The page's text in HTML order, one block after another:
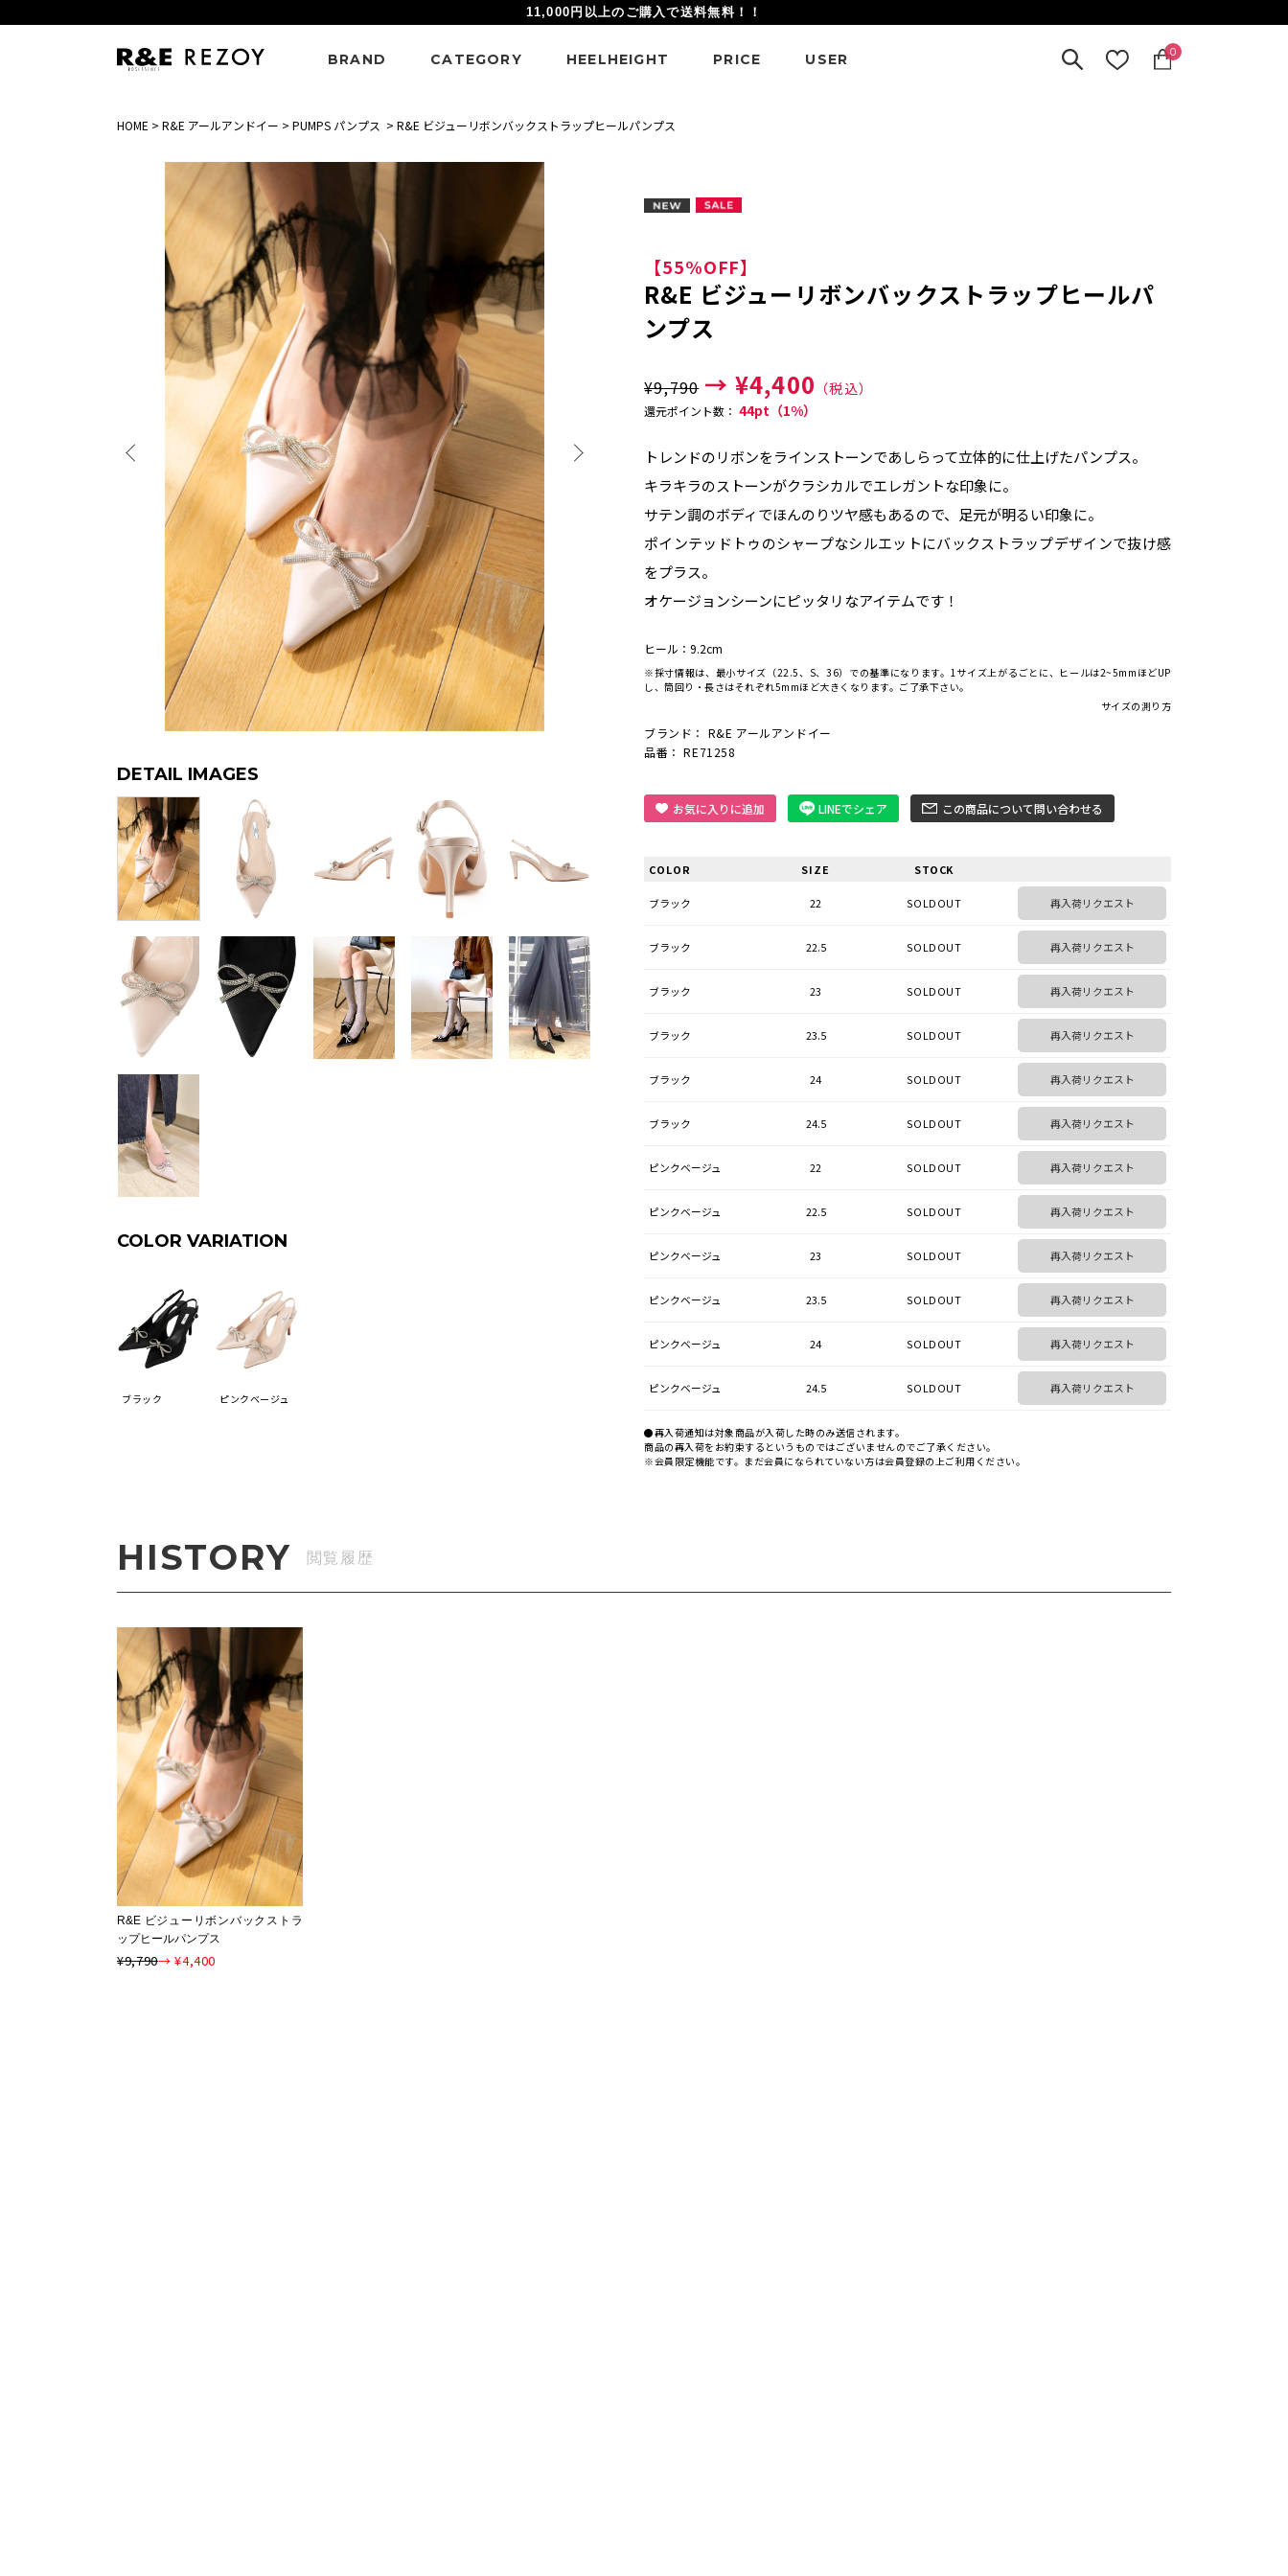
11,000円以上のご購入で送料無料！！
BRAND CATEGORY HEELHEIGHT PRICE USER 0
HOME > R&E アールアンドイー > PUMPS パンプス > R&E ビジューリボンバックストラップヒールパンプス
DETAIL IMAGES
COLOR VARIATION
ブラック ピンクベージュ
【55%OFF】
R&E ビジューリボンバックストラップヒールパ
ンプス
¥9,790 → ¥4,400 （税込）
還元ポイント数： 44pt（1%）
トレンドのリボンをラインストーンであしらって立体的に仕上げたパンプス。
キラキラのストーンがクラシカルでエレガントな印象に。
サテン調のボディでほんのりツヤ感もあるので、足元が明るい印象に。
ポインテッドトゥのシャープなシルエットにバックストラップデザインで抜け感
をプラス。
オケージョンシーンにピッタリなアイテムです！
ヒール：9.2cm
※採寸情報は、最小サイズ（22.5、S、36）での基準になります。1サイズ上がるごとに、ヒールは2~5mmほどUP
し、筒回り・長さはそれぞれ5mmほど大きくなります。ご了承下さい。
サイズの測り方
ブランド： R&E アールアンドイー
品番： RE71258
お気に入りに追加 LINEでシェア この商品について問い合わせる
COLOR SIZE STOCK
ブラック 22 SOLDOUT 再入荷リクエスト
ブラック 22.5 SOLDOUT 再入荷リクエスト
ブラック 23 SOLDOUT 再入荷リクエスト
ブラック 23.5 SOLDOUT 再入荷リクエスト
ブラック 24 SOLDOUT 再入荷リクエスト
ブラック 24.5 SOLDOUT 再入荷リクエスト
ピンクベージュ 22 SOLDOUT 再入荷リクエスト
ピンクベージュ 22.5 SOLDOUT 再入荷リクエスト
ピンクベージュ 23 SOLDOUT 再入荷リクエスト
ピンクベージュ 23.5 SOLDOUT 再入荷リクエスト
ピンクベージュ 24 SOLDOUT 再入荷リクエスト
ピンクベージュ 24.5 SOLDOUT 再入荷リクエスト
●再入荷通知は対象商品が入荷した時のみ送信されます。
商品の再入荷をお約束するというものではございませんのでご了承ください。
※会員限定機能です。まだ会員になられていない方は会員登録の上ご利用ください。
HISTORY
R&E ビジューリボンバックストラ
ップヒールパンプス
¥9,790→ ¥4,400